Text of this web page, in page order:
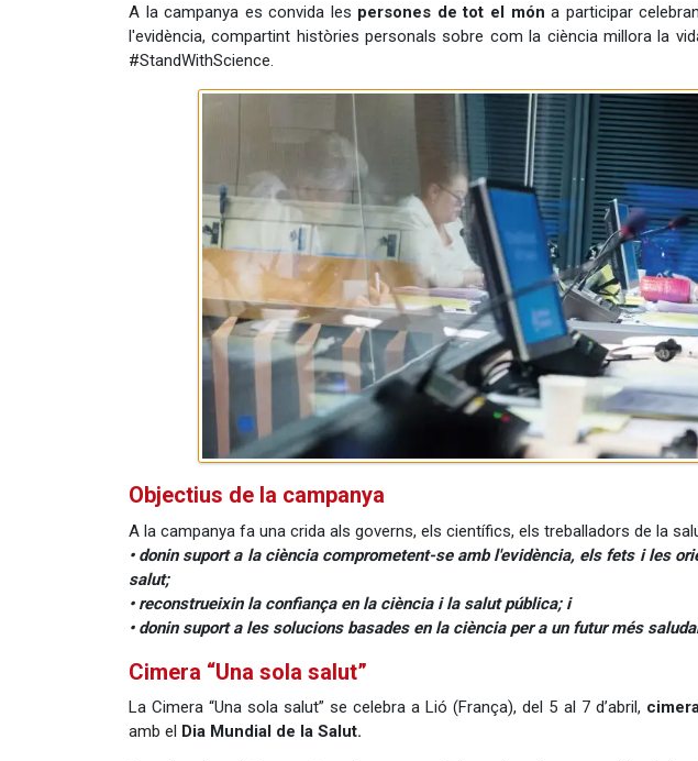
A la campanya es convida les persones de tot el món a participar
l'evidència, compartint històries personals sobre com la ciència millora la
#StandWithScience.
Objectius de la campanya
A la campanya fa una crida als governs, els científics, els treballadors de la
• donin suport a la ciència comprometent-se amb l'evidència, els fets i les
salut;
• reconstrueixin la confiança en la ciència i la salut pública; i
• donin suport a les solucions basades en la ciència per a un futur més
Cimera “Una sola salut”
La Cimera “Una sola salut” se celebra a Lió (França), del 5 al 7 d’abril,
amb el Dia Mundial de la Salut.